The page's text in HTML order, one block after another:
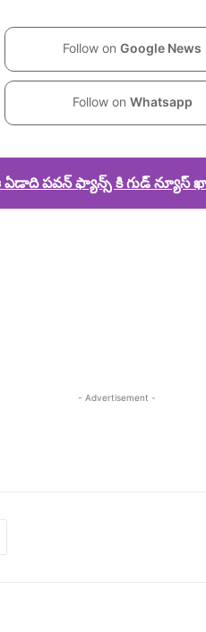
Follow on Google News
Follow on Whatsapp
ఏడాది పవన్ ఫ్యాన్స్ కి గుడ్
- Advertisement -